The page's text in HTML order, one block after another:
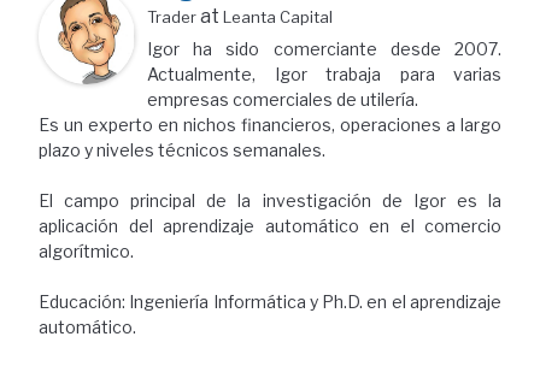
Traderat Leanta Capital
Igor ha sido comerciante desde 2007.
Actualmente, Igor trabaja para varias
empresas comerciales de utilería.
Es un experto en nichos financieros, operaciones a largo
plazo y niveles técnicos semanales.
El campo principal de la investigación de Igor es la
aplicación del aprendizaje automático en el comercio
algorítmico.
Educación: Ingeniería Informática y Ph.D. en el aprendizaje
automático.